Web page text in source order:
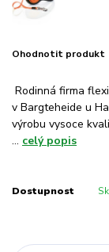
Ohodnotit produkt
Rodinná firma
v Bargteheide u
výrobu vysoce
... celý popis
Dostupnost